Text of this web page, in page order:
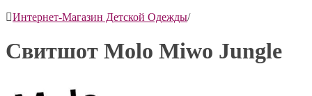
Интернет-Магазин Детской Одежды/
Свитшот Molo Miwo Jungle